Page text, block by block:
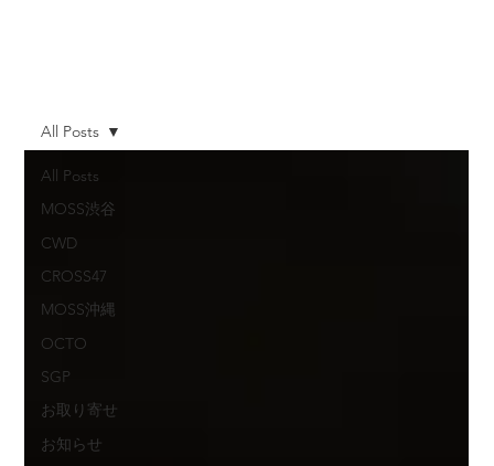
All Posts
MOSS渋谷
CWD
CROSS47
MOSS沖縄
OCTO
SGP
お取り寄せ
お知らせ
All Posts